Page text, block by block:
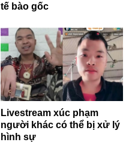
tế bào gốc
Livestream xúc phạm
người khác có thể bị xử lý
hình sự